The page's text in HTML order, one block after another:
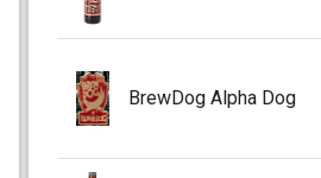
BrewDog Alpha Dog